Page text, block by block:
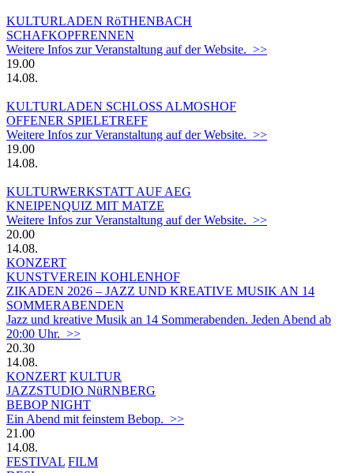
KULTURLADEN RöTHENBACH
SCHAFKOPFRENNEN
Weitere Infos zur Veranstaltung auf der Website. >>
19.00
14.08.
KULTURLADEN SCHLOSS ALMOSHOF
OFFENER SPIELETREFF
Weitere Infos zur Veranstaltung auf der Website. >>
19.00
14.08.
KULTURWERKSTATT AUF AEG
KNEIPENQUIZ MIT MATZE
Weitere Infos zur Veranstaltung auf der Website. >>
20.00
14.08.
KONZERT
KUNSTVEREIN KOHLENHOF
ZIKADEN 2026 – JAZZ UND KREATIVE MUSIK AN 14
SOMMERABENDEN
Jazz und kreative Musik an 14 Sommerabenden. Jeden Abend ab
20:00 Uhr. >>
20.30
14.08.
KONZERT KULTUR
JAZZSTUDIO NüRNBERG
BEBOP NIGHT
Ein Abend mit feinstem Bebop. >>
21.00
14.08.
FESTIVAL FILM